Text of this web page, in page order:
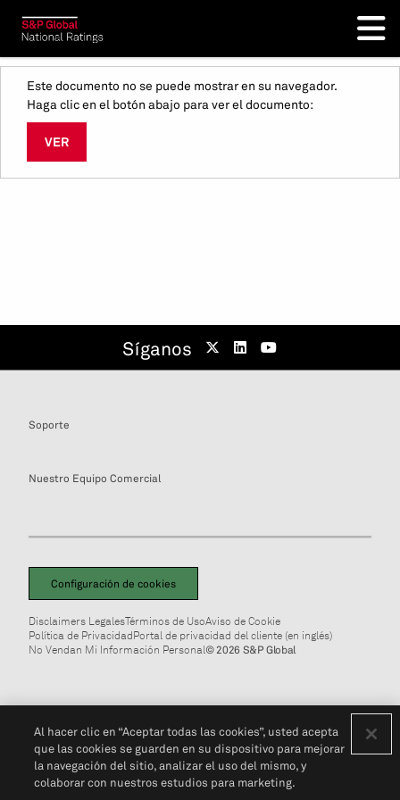
Este documento no se puede mostrar en su navegador.
Haga clic en el botón abajo para ver el documento:
VER
Síganos
Soporte
Nuestro Equipo Comercial
Configuración de cookies
Disclaimers LegalesTérminos de UsoAviso de Cookie
Política de PrivacidadPortal de privacidad del cliente (en inglés)
No Vendan Mi Información Personal© 2026 S&P Global
Al hacer clic en “Aceptar todas las cookies”, usted acepta
que las cookies se guarden en su dispositivo para mejorar
la navegación del sitio, analizar el uso del mismo, y
colaborar con nuestros estudios para marketing.